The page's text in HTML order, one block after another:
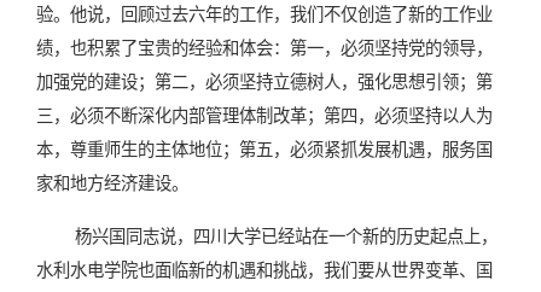
验。他说，回顾过去六年的工作，我们不仅创造了新的工作业
绩，也积累了宝贵的经验和体会：第一，必须坚持党的领导，
加强党的建设；第二，必须坚持立德树人，强化思想引领；第
三，必须不断深化内部管理体制改革；第四，必须坚持以人为
本，尊重师生的主体地位；第五，必须紧抓发展机遇，服务国
家和地方经济建设。
杨兴国同志说，四川大学已经站在一个新的历史起点上，
水利水电学院也面临新的机遇和挑战，我们要从世界变革、国